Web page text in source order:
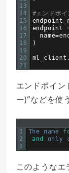
13
14
15
16
17
18
19
20
21
#エンドポ
endpoint
name=
)
ml_client .
エンドポイン
ー)”などを使
1
2
3
The name
and
only
このようなエ